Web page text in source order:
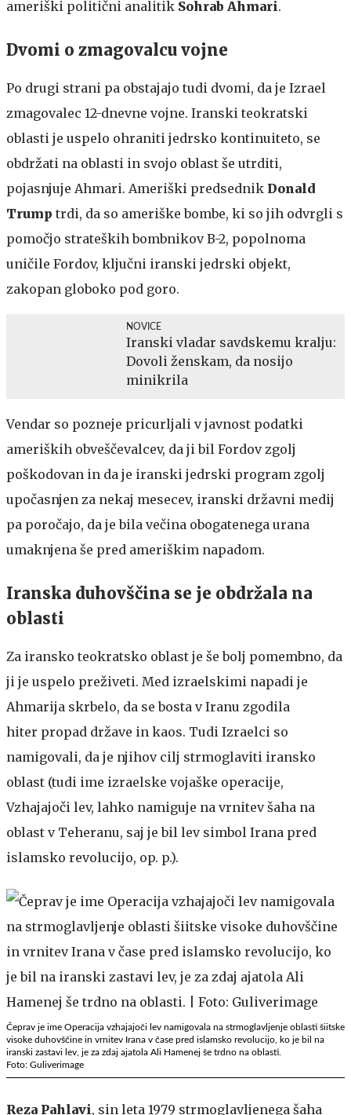
ameriški politični analitik Sohrab Ahmari.
Dvomi o zmagovalcu vojne
Po drugi strani pa obstajajo tudi dvomi, da je Izrael
zmagovalec 12-dnevne vojne. Iranski teokratski
oblasti je uspelo ohraniti jedrsko kontinuiteto, se
obdržati na oblasti in svojo oblast še utrditi,
pojasnjuje Ahmari. Ameriški predsednik Donald
Trump trdi, da so ameriške bombe, ki so jih odvrgli s
pomočjo strateških bombnikov B-2, popolnoma
uničile Fordov, ključni iranski jedrski objekt,
zakopan globoko pod goro.
NOVICE
Iranski vladar savdskemu kralju:
Dovoli ženskam, da nosijo
minikrila
Vendar so pozneje pricurljali v javnost podatki
ameriških obveščevalcev, da ji bil Fordov zgolj
poškodovan in da je iranski jedrski program zgolj
upočasnjen za nekaj mesecev, iranski državni medij
pa poročajo, da je bila večina obogatenega urana
umaknjena še pred ameriškim napadom.
Iranska duhovščina se je obdržala na
oblasti
Za iransko teokratsko oblast je še bolj pomembno, da
ji je uspelo preživeti. Med izraelskimi napadi je
Ahmarija skrbelo, da se bosta v Iranu zgodila
hiter propad države in kaos. Tudi Izraelci so
namigovali, da je njihov cilj strmoglaviti iransko
oblast (tudi ime izraelske vojaške operacije,
Vzhajajoči lev, lahko namiguje na vrnitev šaha na
oblast v Teheranu, saj je bil lev simbol Irana pred
islamsko revolucijo, op. p.).
Čeprav je ime Operacija vzhajajoči lev namigovala na strmoglavljenje oblasti šiitske
visoke duhovščine in vrnitev Irana v čase pred islamsko revolucijo, ko je bil na
iranski zastavi lev, je za zdaj ajatola Ali Hamenej še trdno na oblasti.
Foto: Guliverimage
Reza Pahlavi, sin leta 1979 strmoglavljenega šaha